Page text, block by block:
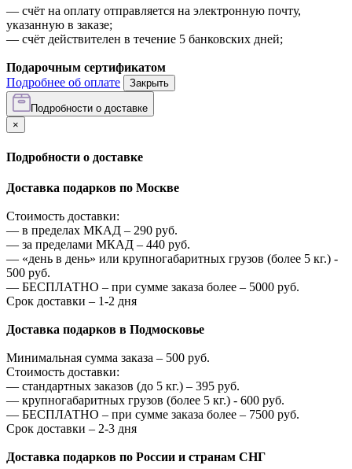
— счёт на оплату отправляется на электронную почту,
указанную в заказе;
— счёт действителен в течение 5 банковских дней;
Подарочным сертификатом
Подробнее об оплате
Закрыть
Подробности о доставке
×
Подробности о доставке
Доставка подарков по Москве
Стоимость доставки:
— в пределах МКАД – 290 руб.
— за пределами МКАД – 440 руб.
— «день в день» или крупногабаритных грузов (более 5 кг.) -
500 руб.
— БЕСПЛАТНО – при сумме заказа более – 5000 руб.
Срок доставки – 1-2 дня
Доставка подарков в Подмосковье
Минимальная сумма заказа – 500 руб.
Стоимость доставки:
— стандартных заказов (до 5 кг.) – 395 руб.
— крупногабаритных грузов (более 5 кг.) - 600 руб.
— БЕСПЛАТНО – при сумме заказа более – 7500 руб.
Срок доставки – 2-3 дня
Доставка подарков по России и странам СНГ